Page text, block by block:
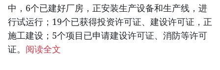
中，6个已建好厂房，正安装生产设备和生产线，进
行试运行；19个已获得投资许可证、建设许可证，正
施工建设；5个项目已申请建设许可证、消防等许可
证。 阅读全文